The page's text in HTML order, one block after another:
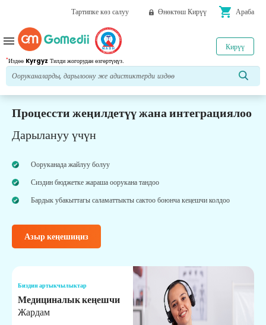
Тартипке көз салуу Өнөктөш Кирүү shopping_cart Араба
*Издөө Kyrgyz Тилди жогорудан өзгөртүңүз.
Кирүү
menu
Процессти жеңилдетүү жана интеграциялоо
Дарылануу үчүн
Ооруканада жайлуу болуу
Сиздин бюджетке жараша оорукана тандоо
Бардык убакыттагы саламаттыкты сактоо боюнча кеңешчи колдоо
Азыр кеңешиңиз
Биздин артыкчылыктар
Медициналык кеңешчи
Жардам